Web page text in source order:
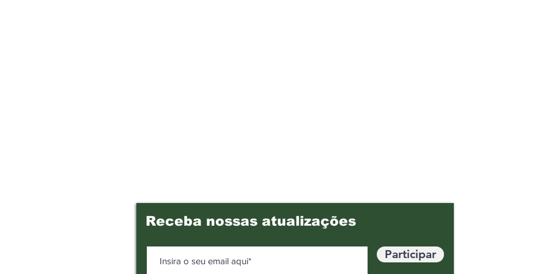
Receba nossas atualizações
Participar